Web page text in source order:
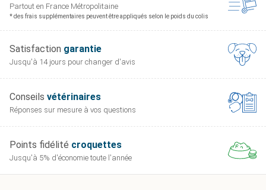
Partout en France Métropolitaine
* des frais supplémentaires peuvent être appliqués selon le poids du colis
Satisfaction garantie
Jusqu'à 14 jours pour changer d'avis
Conseils vétérinaires
Réponses sur mesure à vos questions
Points fidélité croquettes
Jusqu'à 5% d'économie toute l'année